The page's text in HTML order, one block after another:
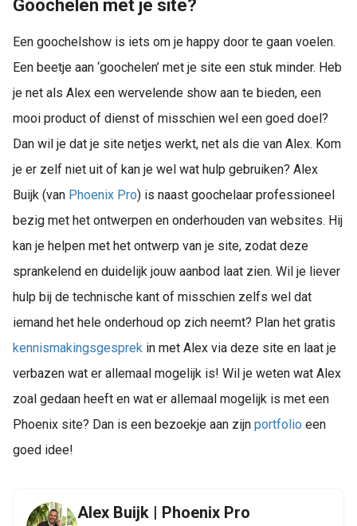
Goochelen met je site?
Een goochelshow is iets om je happy door te gaan voelen.
Een beetje aan ‘goochelen’ met je site een stuk minder. Heb
je net als Alex een wervelende show aan te bieden, een
mooi product of dienst of misschien wel een goed doel?
Dan wil je dat je site netjes werkt, net als die van Alex. Kom
je er zelf niet uit of kan je wel wat hulp gebruiken? Alex
Buijk (van Phoenix Pro) is naast goochelaar professioneel
bezig met het ontwerpen en onderhouden van websites. Hij
kan je helpen met het ontwerp van je site, zodat deze
sprankelend en duidelijk jouw aanbod laat zien. Wil je liever
hulp bij de technische kant of misschien zelfs wel dat
iemand het hele onderhoud op zich neemt? Plan het gratis
kennismakingsgesprek in met Alex via deze site en laat je
verbazen wat er allemaal mogelijk is! Wil je weten wat Alex
zoal gedaan heeft en wat er allemaal mogelijk is met een
Phoenix site? Dan is een bezoekje aan zijn portfolio een
goed idee!
Alex Buijk | Phoenix Pro